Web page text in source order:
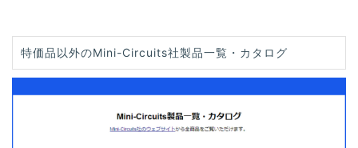
特価品以外のMini-Circuits社製品一覧・カタログ